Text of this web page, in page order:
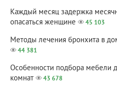
Каждый месяц задержка
опасаться женщине
45 103
Методы лечения бронхита в
44 381
Особенности подбора мебели
комнат
43 678